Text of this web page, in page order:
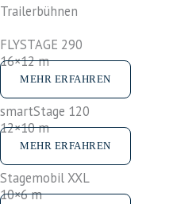
Trailerbühnen
FLYSTAGE 290
16×12 m
MEHR ERFAHREN
smartStage 120
12×10 m
MEHR ERFAHREN
Stagemobil XXL
10×6 m